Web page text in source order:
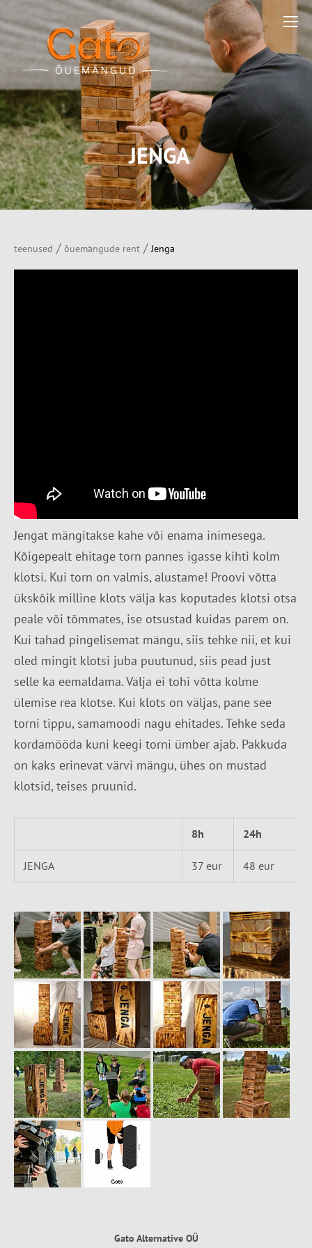
JENGA
teenused / õuemängude rent / Jenga
Jengat mängitakse kahe või enama inimesega.
Kõigepealt ehitage torn pannes igasse kihti kolm
klotsi. Kui torn on valmis, alustame! Proovi võtta
ükskõik milline klots välja kas koputades klotsi otsa
peale või tõmmates, ise otsustad kuidas parem on.
Kui tahad pingelisemat mängu, siis tehke nii, et kui
oled mingit klotsi juba puutunud, siis pead just
selle ka eemaldama. Välja ei tohi võtta kolme
ülemise rea klotse. Kui klots on väljas, pane see
torni tippu, samamoodi nagu ehitades. Tehke seda
kordamööda kuni keegi torni ümber ajab. Pakkuda
on kaks erinevat värvi mängu, ühes on mustad
klotsid, teises pruunid.
8h 24h
JENGA 37 eur 48 eur
Gato Alternative OÜ